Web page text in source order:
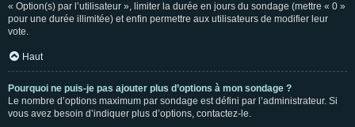
« Option(s) par l’utilisateur », limiter la durée en jours du sondage (mettre « 0 »
pour une durée illimitée) et enfin permettre aux utilisateurs de modifier leur
vote.
Haut
Pourquoi ne puis-je pas ajouter plus d’options à mon sondage ?
Le nombre d’options maximum par sondage est défini par l’administrateur. Si
vous avez besoin d’indiquer plus d’options, contactez-le.